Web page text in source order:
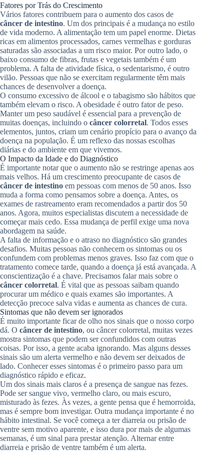
Fatores por Trás do Crescimento
Vários fatores contribuem para o aumento dos casos de
câncer de intestino. Um dos principais é a mudança no estilo
de vida moderno. A alimentação tem um papel enorme. Dietas
ricas em alimentos processados, carnes vermelhas e gorduras
saturadas são associadas a um risco maior. Por outro lado, o
baixo consumo de fibras, frutas e vegetais também é um
problema. A falta de atividade física, o sedentarismo, é outro
vilão. Pessoas que não se exercitam regularmente têm mais
chances de desenvolver a doença.
O consumo excessivo de álcool e o tabagismo são hábitos que
também elevam o risco. A obesidade é outro fator de peso.
Manter um peso saudável é essencial para a prevenção de
muitas doenças, incluindo o câncer colorretal. Todos esses
elementos, juntos, criam um cenário propício para o avanço da
doença na população. É um reflexo das nossas escolhas
diárias e do ambiente em que vivemos.
O Impacto da Idade e do Diagnóstico
É importante notar que o aumento não se restringe apenas aos
mais velhos. Há um crescimento preocupante de casos de
câncer de intestino em pessoas com menos de 50 anos. Isso
muda a forma como pensamos sobre a doença. Antes, os
exames de rastreamento eram recomendados a partir dos 50
anos. Agora, muitos especialistas discutem a necessidade de
começar mais cedo. Essa mudança de perfil exige uma nova
abordagem na saúde.
A falta de informação e o atraso no diagnóstico são grandes
desafios. Muitas pessoas não conhecem os sintomas ou os
confundem com problemas menos graves. Isso faz com que o
tratamento comece tarde, quando a doença já está avançada. A
conscientização é a chave. Precisamos falar mais sobre o
câncer colorretal. É vital que as pessoas saibam quando
procurar um médico e quais exames são importantes. A
detecção precoce salva vidas e aumenta as chances de cura.
Sintomas que não devem ser ignorados
É muito importante ficar de olho nos sinais que o nosso corpo
dá. O câncer de intestino, ou câncer colorretal, muitas vezes
mostra sintomas que podem ser confundidos com outras
coisas. Por isso, a gente acaba ignorando. Mas alguns desses
sinais são um alerta vermelho e não devem ser deixados de
lado. Conhecer esses sintomas é o primeiro passo para um
diagnóstico rápido e eficaz.
Um dos sinais mais claros é a presença de sangue nas fezes.
Pode ser sangue vivo, vermelho claro, ou mais escuro,
misturado às fezes. Às vezes, a gente pensa que é hemorroida,
mas é sempre bom investigar. Outra mudança importante é no
hábito intestinal. Se você começa a ter diarreia ou prisão de
ventre sem motivo aparente, e isso dura por mais de algumas
semanas, é um sinal para prestar atenção. Alternar entre
diarreia e prisão de ventre também é um alerta.